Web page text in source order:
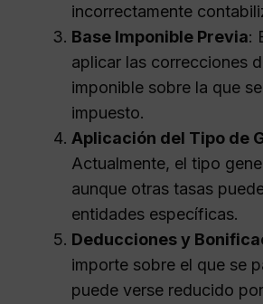
incorrectamente
Base Imponible Previa:
aplicar las correcciones
imponible sobre la que
impuesto.
Aplicación del Tipo de
Actualmente, el tipo
aunque otras tasas
entidades específicas.
Deducciones y
importe sobre el que se
puede verse reducido